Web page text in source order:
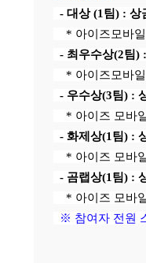
- 대상 (1팀) : 상
* 아이즈모바일
- 최우수상(2팀)
* 아이즈모바일
- 우수상(3팀) :
* 아이즈 모바
- 화제상(1팀) :
* 아이즈 모바일
- 곰랩상(1팀) :
* 아이즈 모바일
※ 참여자 전원